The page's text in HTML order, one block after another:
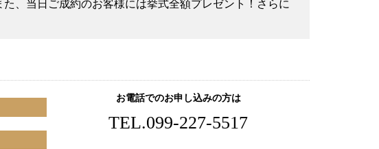
、当日ご成約のお客様には挙式全額プレゼント！さらに
お電話でのお申し込みの方は
TEL.099-227-5517